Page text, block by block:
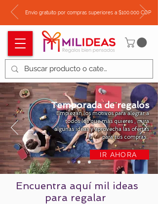
Envío gratuito por compras superiores a $100.000 COP
Temporada de regalos
Empiezan los motivos para alegrar a
todos los que más quieres , mira
algunas ideas y aprovecha las ofertas
para tus compras.
IR AHORA
Encuentra aquí mil ideas
para regalar